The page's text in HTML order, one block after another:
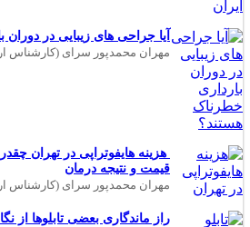
آیا جراحی های زیبایی در
مهران محمدپور سرای (کارشناس
هزینه هایفوتراپی در تهران
قیمت و نتیجه درمان
مهران محمدپور سرای (کارشناس
راز ماندگاری بعضی تابلوها از